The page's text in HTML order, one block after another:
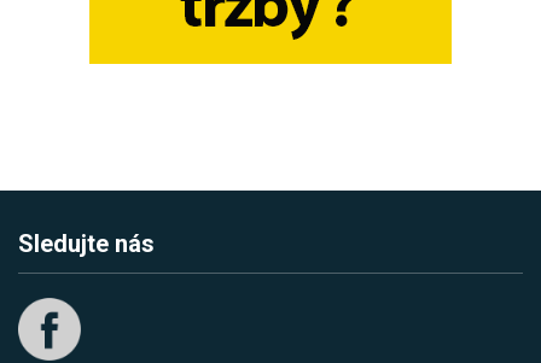
Sledujte nás